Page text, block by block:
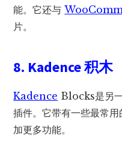
能。它还与
片。
8. Kadence 积木
Kadence Blocks是另
插件。它带有一些最常
加更多功能。